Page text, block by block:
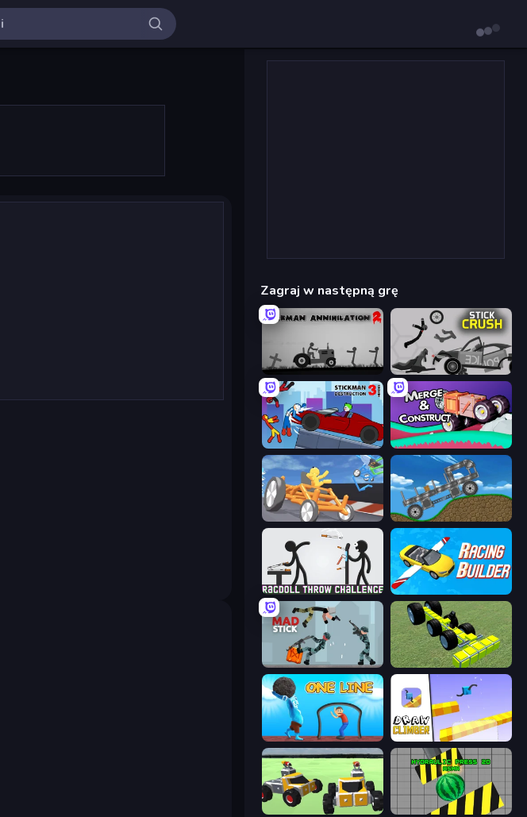
Zagraj w następną grę
Stickman Annihilation 2 Stick Crush
Stickman Destruction 3 Heroes Merge & Construct
Draw Crash Race Move It!
Ragdoll Throw Challenge Racing Builder
Mad Stick Genius Mechanic
One Line Draw Climber
Block Tech: Epic Sandbox Hydraulic Press 2D ASMR